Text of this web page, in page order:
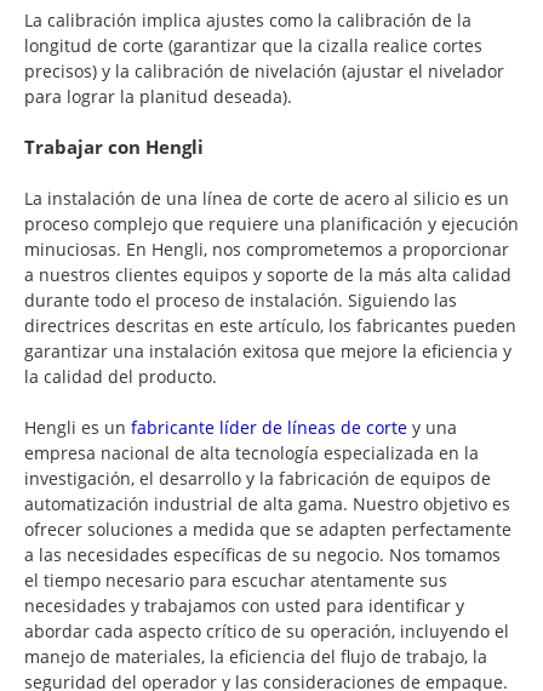
La calibración implica ajustes como la calibración de la
longitud de corte (garantizar que la cizalla realice cortes
precisos) y la calibración de nivelación (ajustar el nivelador
para lograr la planitud deseada).
Trabajar con Hengli
La instalación de una línea de corte de acero al silicio es un
proceso complejo que requiere una planificación y ejecución
minuciosas. En Hengli, nos comprometemos a proporcionar
a nuestros clientes equipos y soporte de la más alta calidad
durante todo el proceso de instalación. Siguiendo las
directrices descritas en este artículo, los fabricantes pueden
garantizar una instalación exitosa que mejore la eficiencia y
la calidad del producto.
Hengli es un fabricante líder de líneas de corte y una
empresa nacional de alta tecnología especializada en la
investigación, el desarrollo y la fabricación de equipos de
automatización industrial de alta gama. Nuestro objetivo es
ofrecer soluciones a medida que se adapten perfectamente
a las necesidades específicas de su negocio. Nos tomamos
el tiempo necesario para escuchar atentamente sus
necesidades y trabajamos con usted para identificar y
abordar cada aspecto crítico de su operación, incluyendo el
manejo de materiales, la eficiencia del flujo de trabajo, la
seguridad del operador y las consideraciones de empaque.